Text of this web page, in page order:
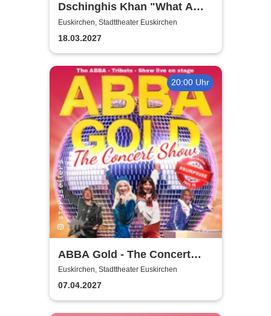
Dschinghis Khan "What A
Wonderful World" - Die
Legende auf Tournee
Euskirchen, Stadttheater Euskirchen
18.03.2027
20:00 Uhr
ABBA Gold - The Concert
Show #Emotion
Euskirchen, Stadttheater Euskirchen
07.04.2027